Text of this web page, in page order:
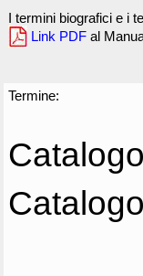
I termini biografici e i
Link PDF al
Termine: